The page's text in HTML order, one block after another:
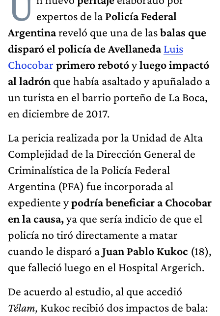
expertos de la Policía Federal
Argentinareveló que una de lasbalas que
disparó el policía de Avellaneda Luis
Chocobar primero rebotóyluego impactó
al ladrón que había asaltado y apuñalado a
un turista en el barrio porteño de La Boca,
en diciembre de 2017.
La pericia realizada por la Unidad de Alta
Complejidad de la Dirección General de
Criminalística de la Policía Federal
Argentina (PFA) fue incorporada al
expediente ypodría beneficiar a Chocobar
en la causa,ya que sería indicio de que el
policía no tiró directamente a matar
cuando le disparó aJuan Pablo Kukoc (18),
que falleció luego en el Hospital Argerich.
De acuerdo al estudio, al que accedió
Télam, Kukoc recibió dos impactos de bala: